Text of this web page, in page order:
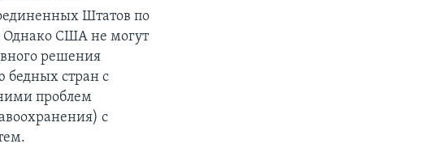
Штатов по
Однако США не могут
решения
бедных стран с
проблем
с